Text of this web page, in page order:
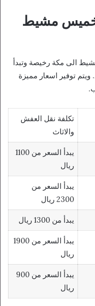
مشيط
الى مكة رخيصة وتبدأ
ويتم توفير اسعار مميزة
تكلفة نقل العفش
والاثاث
يبدأ السعر من 1100
ريال
يبدأ السعر من
2300 ريال
يبدأ من 1300 ريال
يبدأ السعر من 1900
ريال
يبدأ السعر من 900
ريال